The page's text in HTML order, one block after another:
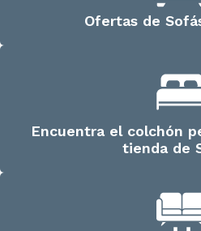
Ofertas de
Encuentra el colchón
tienda de